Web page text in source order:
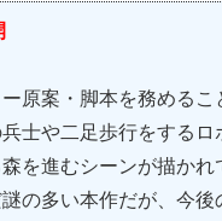
原案・脚本を務めるこ
士や二足歩行をする
を進むシーンが描か
の多い本作だが、今後